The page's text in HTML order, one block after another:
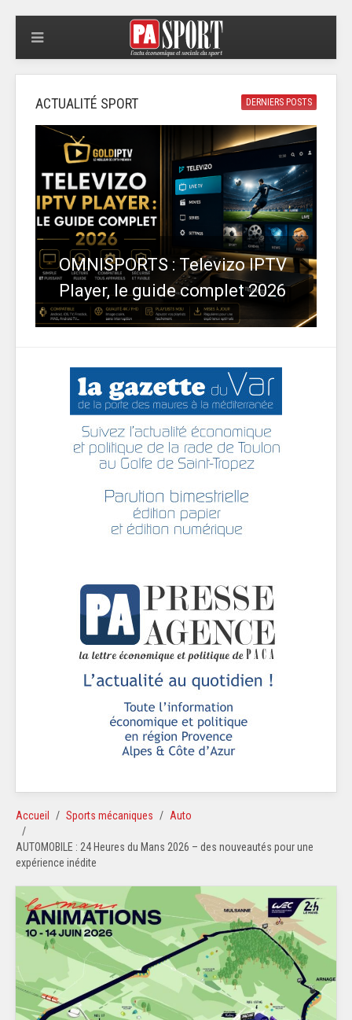
DERNIERS POSTS
ACTUALITÉ SPORT
OMNISPORTS : Televizo IPTV
Player, le guide complet 2026
Accueil Sports mécaniques Auto
AUTOMOBILE : 24 Heures du Mans 2026 – des nouveautés pour une
expérience inédite